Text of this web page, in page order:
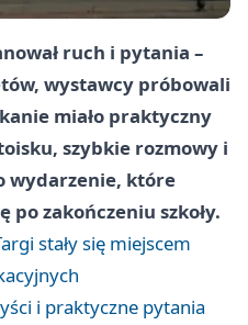
ruch i pytania –
wystawcy próbowali
miało praktyczny
szybkie rozmowy i
wydarzenie, które
po zakończeniu szkoły.
stały się miejscem
i praktyczne pytania